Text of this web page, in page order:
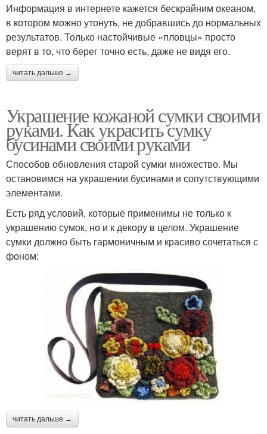
Информация в интернете кажется бескрайним океаном,
в котором можно утонуть, не добравшись до нормальных
результатов. Только настойчивые «пловцы» просто
верят в то, что берег точно есть, даже не видя его.
читать дальше →
Украшение кожаной сумки своими
руками. Как украсить сумку
бусинами своими руками
Способов обновления старой сумки множество. Мы
остановимся на украшении бусинами и сопутствующими
элементами.
Есть ряд условий, которые применимы не только к
украшению сумок, но и к декору в целом. Украшение
сумки должно быть гармоничным и красиво сочетаться с
фоном:
читать дальше →